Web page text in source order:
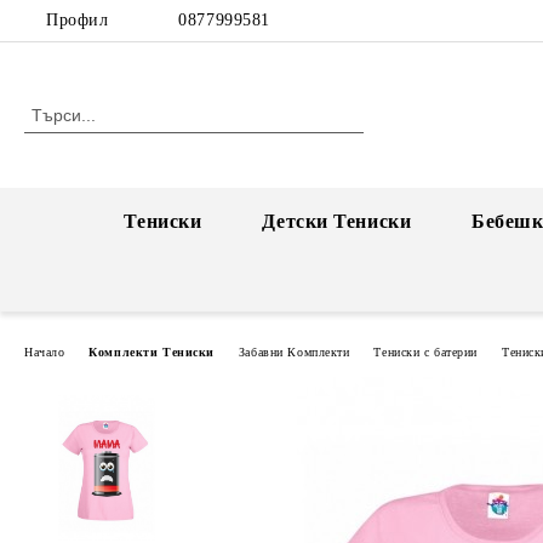
Профил 0877999581
Тениски Детски Тениски
Начало Комплекти Тениски Забавни Комплекти Тениски с батерии